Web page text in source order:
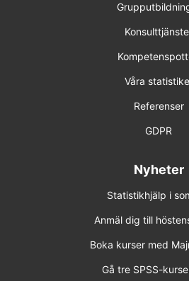
Våra
Referenser
GDPR
Nyheter
Statistikhjälp i
Anmäl dig till
Boka kurser med
Gå tre SPSS-